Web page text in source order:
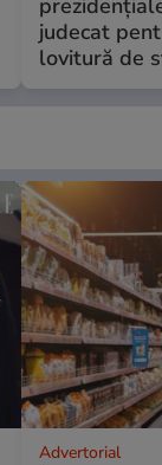
judecat
lovitură de
Advertorial